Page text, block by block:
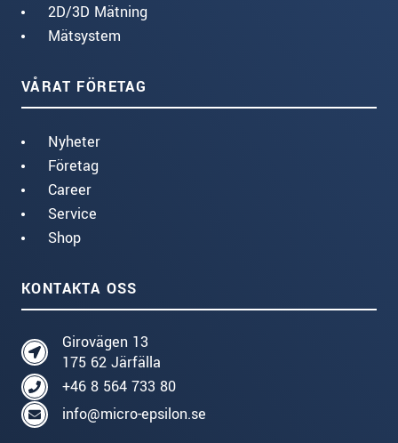
2D/3D Mätning
Mätsystem
VÅRAT FÖRETAG
Nyheter
Företag
Career
Service
Shop
KONTAKTA OSS
Girovägen 13
175 62 Järfälla
+46 8 564 733 80
info@micro-epsilon.se